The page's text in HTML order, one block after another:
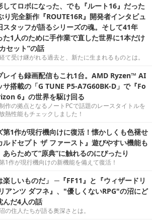
してロボになった、でも『ルート16』だった
完全新作『ROUTE16R』開発者インタビュ
スタッフが語るシリーズの魂。そして41年
た1人のために手作業で直した世界に1本だけ
セット”の話
て受け継がれる過去と、新たに生まれるものとは。
レイも録画配信もこれ1台。AMD Ryzen™ AI
サ搭載の「G TUNE P5-A7G60BK-D」で『Fo
6』の世界を駆け回る
作の拠点となるノートPCで話題のレースタイトルを
熱性能もチェックしました！
第1作が現行機向けに復活！懐かしくも色褪せ
ルドセプト ザ ファースト』遊びやすい機能も
あらためて“原典”に触れるのにぴったり
1作が現行機向けの新機能を備えて復活！
楽しいものだ」 ─『FF11』と『ウィザードリ
アンツ ダフネ』、"優しくないRPG"の沼にど
んだ4人の話
の住人たちが語る奥深さとは。